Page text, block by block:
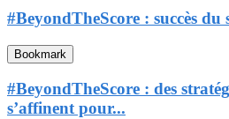
#BeyondTheScore : succès
Bookmark
#BeyondTheScore : des
s’affinent pour...